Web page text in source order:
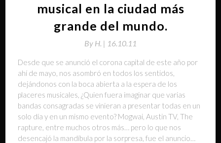
musical en la ciudad más
grande del mundo.
By H. | 16.10.11
Desde que se anunció el corona capital de este año por
ahí de mayo, nos asombró en todos los sentidos,
dejándonos con la boca abierta a la espera de los
placeres musicales, ¿Quien fuera imaginar que varias
bandas consagradas se vinieran a presentar todas en un
solo día y en un mismo evento? Mogwai, Austin TV, The
rapture, entre muchos otros más… pero lo que nos
desencajó la mandíbula por la sorpresa, fue el anuncio…